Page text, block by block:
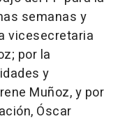
semanas y
vicesecretaria
por la
y
Muñoz, y por
Óscar